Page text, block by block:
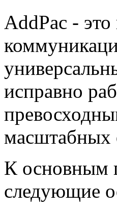
AddPac - это
исправно
масштабных
К основным
следующие